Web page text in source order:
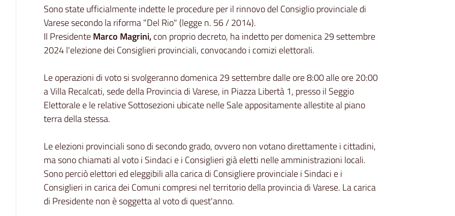
Contenuto
Sono state ufficialmente indette le procedure per il rinnovo del Consiglio provinciale di
Varese secondo la riforma "Del Rio" (legge n. 56 / 2014).
Il PresidenteMarco Magrini,con proprio decreto, ha indetto per domenica 29 settembre
2024 l'elezione dei Consiglieri provinciali, convocando i comizi elettorali.
Le operazioni di voto si svolgeranno domenica 29 settembre dalle ore 8:00 alle ore 20:00
a Villa Recalcati, sede della Provincia di Varese, in Piazza Libertà 1, presso il Seggio
Elettorale e le relative Sottosezioni ubicate nelle Sale appositamente allestite al piano
terra della stessa.
Le elezioni provinciali sono di secondo grado, ovvero non votano direttamente i cittadini,
ma sono chiamati al voto i Sindaci e i Consiglieri già eletti nelle amministrazioni locali.
Sono perciò elettori ed eleggibili alla carica di Consigliere provinciale i Sindaci e i
Consiglieri in carica dei Comuni compresi nel territorio della provincia di Varese. La carica
di Presidente non è soggetta al voto di quest'anno.